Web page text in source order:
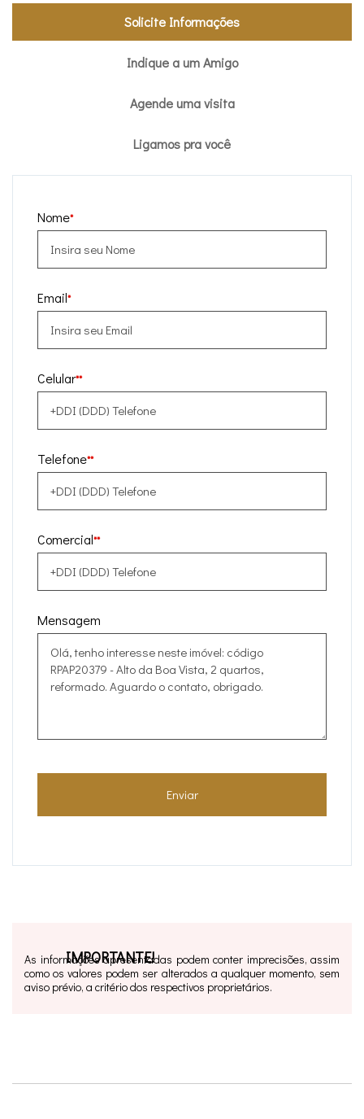
Solicite Informações
Indique a um Amigo
Agende uma visita
Ligamos pra você
Nome*
Email*
Celular**
Telefone**
Comercial**
Mensagem
Enviar
IMPORTANTE!
As informações apresentadas podem conter imprecisões, assim
como os valores podem ser alterados a qualquer momento, sem
aviso prévio, a critério dos respectivos proprietários.